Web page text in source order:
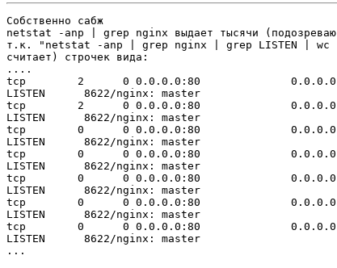
Собственно сабж
netstat -anp | grep nginx выдает тысячи
т.к. "netstat -anp | grep nginx | grep LISTEN | wc
считает) строчек вида:
....
tcp        2      0 0.0.0.0:80
LISTEN      8622/nginx: master
tcp        2      0 0.0.0.0:80
LISTEN      8622/nginx: master
tcp        0      0 0.0.0.0:80
LISTEN      8622/nginx: master
tcp        0      0 0.0.0.0:80
LISTEN      8622/nginx: master
tcp        0      0 0.0.0.0:80
LISTEN      8622/nginx: master
tcp        0      0 0.0.0.0:80
LISTEN      8622/nginx: master
tcp        0      0 0.0.0.0:80
LISTEN      8622/nginx: master
...